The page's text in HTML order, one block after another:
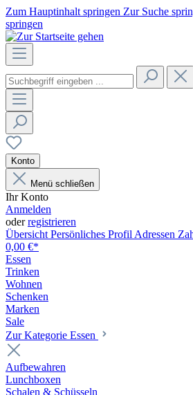
Zum Hauptinhalt springen Zur Suche
springen
Konto
Menü schließen
Ihr Konto
Anmelden
oderregistrieren
Übersicht Persönliches Profil Adressen
0,00 €*
Essen
Trinken
Wohnen
Schenken
Marken
Sale
Zur Kategorie Essen
Aufbewahren
Lunchboxen
Schalen & Schüsseln